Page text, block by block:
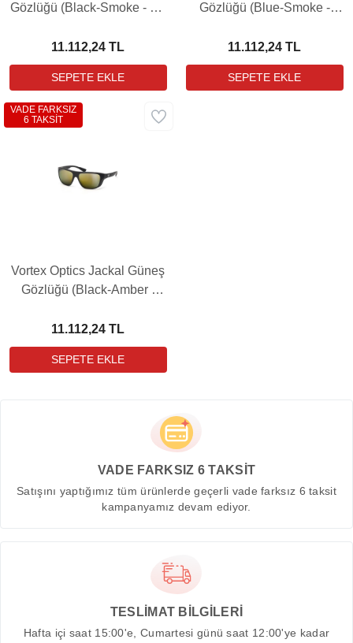
Gözlüğü (Black-Smoke - No
11.112,24 TL
Gözlüğü (Blue-Smoke -
11.112,24 TL
Vortex Optics Jackal Güneş
Gözlüğü (Black-Amber -
11.112,24 TL
VADE FARKSIZ
6 TAKSİT
VADE FARKSIZ 6 TAKSİT
Satışını yaptığımız tüm ürünlerde geçerli vade farksız 6 taksit
kampanyamız devam ediyor.
TESLİMAT BİLGİLERİ
Hafta içi saat 15:00'e, Cumartesi günü saat 12:00'ye kadar